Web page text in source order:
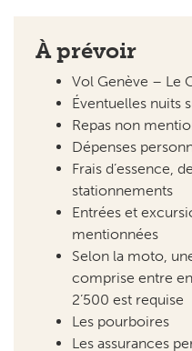
Repas non
Dépenses
Frais d’essence,
stationnements
Entrées et
mentionnées
Selon la moto,
comprise entre
2’500 est requise
Les pourboires
Les assurances
Monde), bagages
Les frais de
CHF 70.- non-